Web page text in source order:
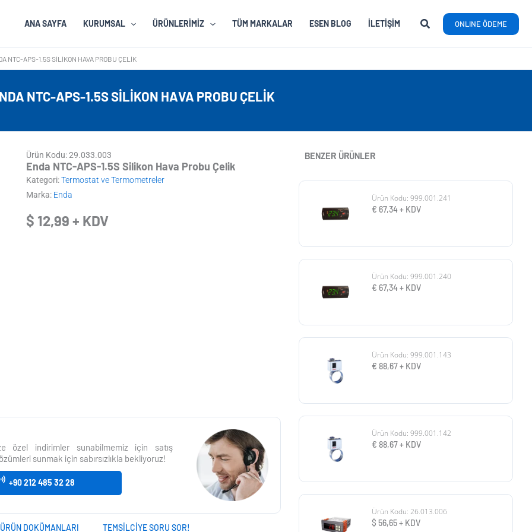
ANA SAYFA KURUMSAL ÜRÜNLERIMIZ TÜM MARKALAR ESEN BLOG İLETIŞIM ONLINE ÖDEME
NTC-APS-1.5S SILIKON HAVA PROBU ÇELIK
NTC-APS-1.5S SILIKON HAVA PROBU ÇELIK
Ürün Kodu: 29.033.003
Enda NTC-APS-1.5S Silikon Hava Probu Çelik
Kategori:Termostat ve Termometreler
Marka: Enda
$ 12,99 + KDV
özel indirimler sunabilmemiz için satış
sunmak için sabırsızlıkla bekliyoruz!
+90 212 485 32 28
ÜRÜN DOKÜMANLARI TEMSILCIYE SORU SOR!
BENZER ÜRÜNLER
Ürün Kodu: 999.001.241
€ 67,34+ KDV
Ürün Kodu: 999.001.240
€ 67,34+ KDV
Ürün Kodu: 999.001.143
€ 88,67+ KDV
Ürün Kodu: 999.001.142
€ 88,67+ KDV
Ürün Kodu: 26.013.006
$ 56,65+ KDV